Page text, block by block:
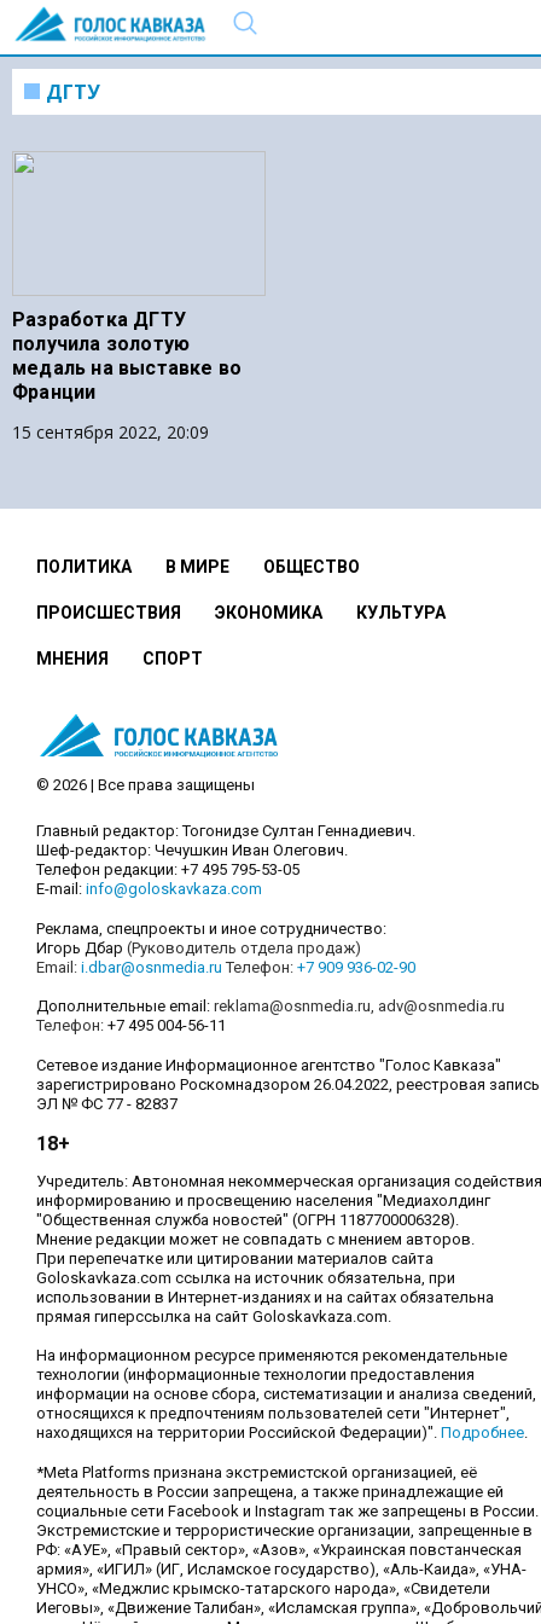
ДГТУ
Разработка ДГТУ
получила золотую
медаль на выставке во
Франции
15 сентября 2022, 20:09
ПОЛИТИКА В МИРЕ ОБЩЕСТВО
ПРОИСШЕСТВИЯ ЭКОНОМИКА КУЛЬТУРА
МНЕНИЯ СПОРТ
© 2026 | Все права защищены
Главный редактор: Тогонидзе Султан Геннадиевич.
Шеф-редактор: Чечушкин Иван Олегович.
Телефон редакции: +7 495 795-53-05
E-mail: info@goloskavkaza.com
Реклама, спецпроекты и иное сотрудничество:
Игорь Дбар (Руководитель отдела продаж)
Email: i.dbar@osnmedia.ru Телефон: +7 909 936-02-90
Дополнительные email: reklama@osnmedia.ru, adv@osnmedia.ru
Телефон: +7 495 004-56-11
Сетевое издание Информационное агентство "Голос Кавказа"
зарегистрировано Роскомнадзором 26.04.2022, реестровая запись
ЭЛ № ФС 77 - 82837
18+
Учредитель: Автономная некоммерческая организация содействия
информированию и просвещению населения "Медиахолдинг
"Общественная служба новостей" (ОГРН 1187700006328).
Мнение редакции может не совпадать с мнением авторов.
При перепечатке или цитировании материалов сайта
Goloskavkaza.com ссылка на источник обязательна, при
использовании в Интернет-изданиях и на сайтах обязательна
прямая гиперссылка на сайт Goloskavkaza.com.
На информационном ресурсе применяются рекомендательные
технологии (информационные технологии предоставления
информации на основе сбора, систематизации и анализа сведений,
относящихся к предпочтениям пользователей сети "Интернет",
находящихся на территории Российской Федерации)". Подробнее.
*Meta Platforms признана экстремистской организацией, её
деятельность в России запрещена, а также принадлежащие ей
социальные сети Facebook и Instagram так же запрещены в России.
Экстремистские и террористические организации, запрещенные в
РФ: «АУЕ», «Правый сектор», «Азов», «Украинская повстанческая
армия», «ИГИЛ» (ИГ, Исламское государство), «Аль-Каида», «УНА-
УНСО», «Меджлис крымско-татарского народа», «Свидетели
Иеговы», «Движение Талибан», «Исламская группа»,